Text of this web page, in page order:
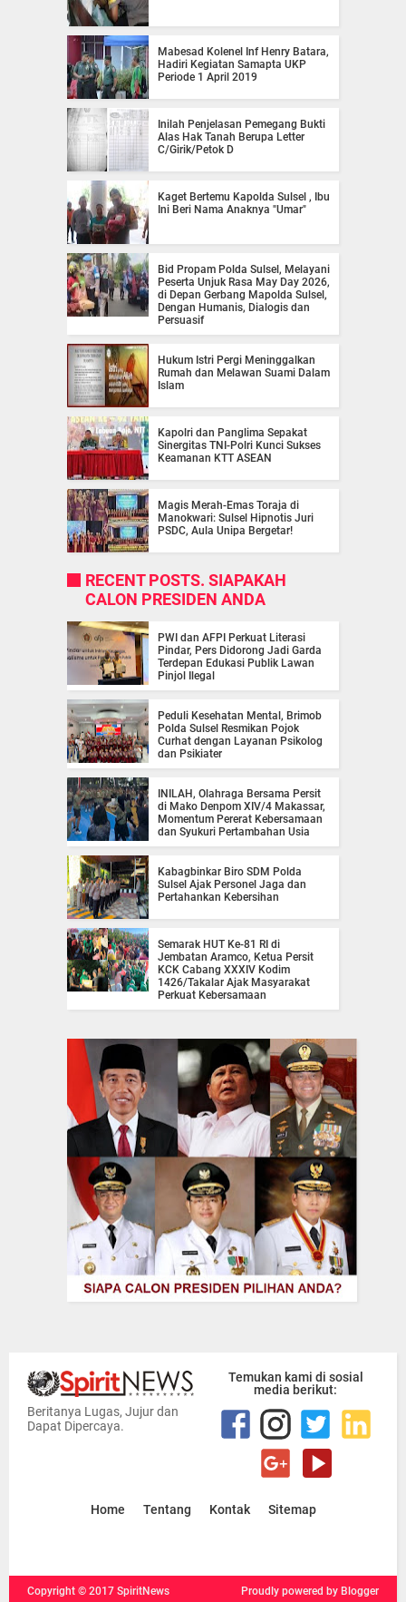
Mabesad Kolenel Inf Henry Batara,
Hadiri Kegiatan Samapta UKP
Periode 1 April 2019
Inilah Penjelasan Pemegang Bukti
Alas Hak Tanah Berupa Letter
C/Girik/Petok D
Kaget Bertemu Kapolda Sulsel , Ibu
Ini Beri Nama Anaknya "Umar"
Bid Propam Polda Sulsel, Melayani
Peserta Unjuk Rasa May Day 2026,
di Depan Gerbang Mapolda Sulsel,
Dengan Humanis, Dialogis dan
Persuasif
Hukum Istri Pergi Meninggalkan
Rumah dan Melawan Suami Dalam
Islam
Kapolri dan Panglima Sepakat
Sinergitas TNI-Polri Kunci Sukses
Keamanan KTT ASEAN
Magis Merah-Emas Toraja di
Manokwari: Sulsel Hipnotis Juri
PSDC, Aula Unipa Bergetar!
RECENT POSTS. SIAPAKAH
CALON PRESIDEN ANDA
PWI dan AFPI Perkuat Literasi
Pindar, Pers Didorong Jadi Garda
Terdepan Edukasi Publik Lawan
Pinjol Ilegal
Peduli Kesehatan Mental, Brimob
Polda Sulsel Resmikan Pojok
Curhat dengan Layanan Psikolog
dan Psikiater
INILAH, Olahraga Bersama Persit
di Mako Denpom XIV/4 Makassar,
Momentum Pererat Kebersamaan
dan Syukuri Pertambahan Usia
Kabagbinkar Biro SDM Polda
Sulsel Ajak Personel Jaga dan
Pertahankan Kebersihan
Semarak HUT Ke-81 RI di
Jembatan Aramco, Ketua Persit
KCK Cabang XXXIV Kodim
1426/Takalar Ajak Masyarakat
Perkuat Kebersamaan
Beritanya Lugas, Jujur dan
Dapat Dipercaya.
Temukan kami di sosial
media berikut:
Home Tentang Kontak Sitemap
Copyright © 2017 SpiritNews Proudly powered by Blogger